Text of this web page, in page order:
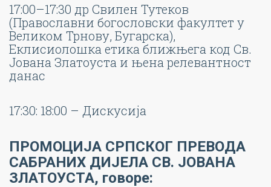
17:00–17:30 др Свилен Тутеков
(Православни богословски факултет у
Великом Трнову, Бугарска),
Еклисиолошка етика ближњега код Св.
Јована Златоуста и њена релевантност
данас
17:30: 18:00 – Дискусија
ПРОМОЦИЈА СРПСКОГ ПРЕВОДА
САБРАНИХ ДИЈЕЛА СВ. ЈОВАНА
ЗЛАТОУСТА, говоре: